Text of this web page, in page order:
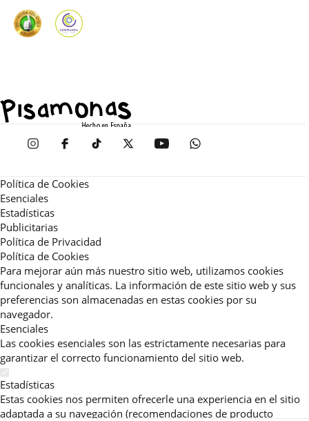
Política de Cookies
Esenciales
Estadísticas
Publicitarias
Política de Privacidad
Política de Cookies
Para mejorar aún más nuestro sitio web, utilizamos cookies
funcionales y analíticas. La información de este sitio web y sus
preferencias son almacenadas en estas cookies por su
navegador.
Esenciales
Las cookies esenciales son las estrictamente necesarias para
garantizar el correcto funcionamiento del sitio web.
Estadísticas
Estas cookies nos permiten ofrecerle una experiencia en el sitio
adaptada a su navegación (recomendaciones de producto